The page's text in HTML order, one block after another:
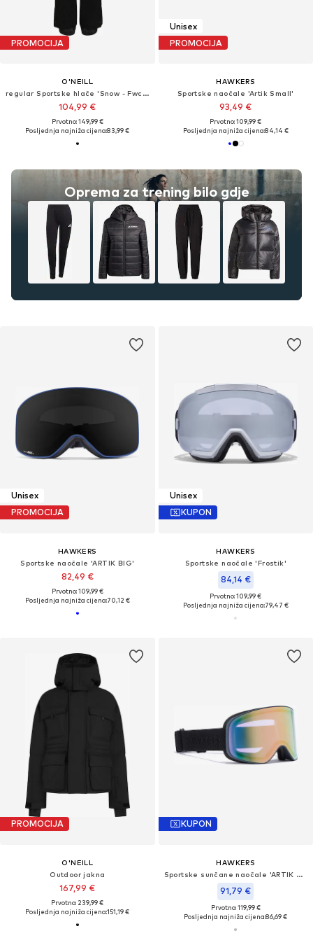
PROMOCIJA
O'NEILL
regular Sportske hlače 'Snow - Fwc'cruz'
104,99 €
Prvotno: 149,99 €
Posljednja najniža cijena:83,99 €
Unisex
PROMOCIJA
HAWKERS
Sportske naočale 'Artik Small'
93,49 €
Prvotno: 109,99 €
Posljednja najniža cijena:84,14 €
Oprema za trening bilo gdje
Unisex
PROMOCIJA
HAWKERS
Sportske naočale 'ARTIK BIG'
82,49 €
Prvotno: 109,99 €
Posljednja najniža cijena:70,12 €
Unisex
KUPON
HAWKERS
Sportske naočale 'Frostik'
84,14 €
Prvotno: 109,99 €
Posljednja najniža cijena:79,47 €
PROMOCIJA
O'NEILL
Outdoor jakna
167,99 €
Prvotno: 239,99 €
Posljednja najniža cijena:151,19 €
KUPON
HAWKERS
Sportske sunčane naočale 'ARTIK SMALL'
91,79 €
Prvotno: 119,99 €
Posljednja najniža cijena:86,69 €